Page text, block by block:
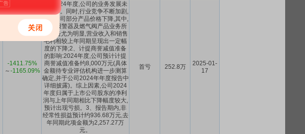
-1411.75%
～-1165.09%
1、2024年度,公司的业务发展未
及预期。同时,行业竞争不断加剧,
使得公司部分产品价格下降,其中,
气体报警器及燃气阀产品业务所
受冲击尤为明显,营业收入和销售
毛利相较上年同期呈现出一定幅
度的下降;2、计提商誉减值准备
的影响:2024年度,公司预计计提
商誉减值准备约8,000万元(具体
金额待专业评估机构进一步测算
确定,并于公司2024年年度报告中
详细披露)。综上因素,公司2024
年度归属于上市公司股东的净利
润与上年同期相比下降幅度较大,
预计出现亏损。3、报告期内,非
经常性损益预计约936.68万元,去
年同期此项金额为2,257.27万
元。
首亏 252.8万
2025-01-
17